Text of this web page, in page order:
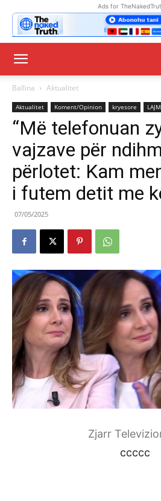
Ads for
Ballina Aktualitet
Aktualitet Koment/Opinion kryesore
“Më telefonuan
vajzave për
përlotet: Kam
i futem detit me
07/05/2025
Zjarr
ccccc